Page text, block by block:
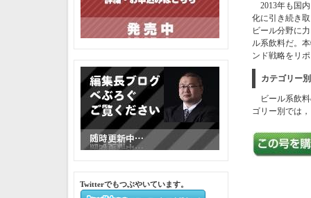
2013年も国
化に引き続き
ビール分野に
ル系飲料だ。
ンド戦略をリ
カテゴリー
ビール系飲料
ゴリー別では
Twitterでもつぶやいています。